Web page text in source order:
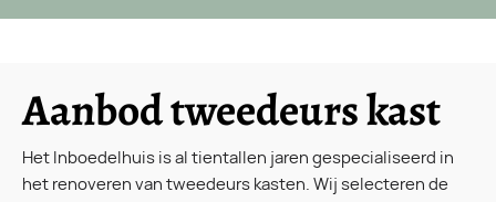
Aanbod tweedeurs kast
Het Inboedelhuis is al tientallen jaren gespecialiseerd in
het renoveren van tweedeurs kasten. Wij selecteren de